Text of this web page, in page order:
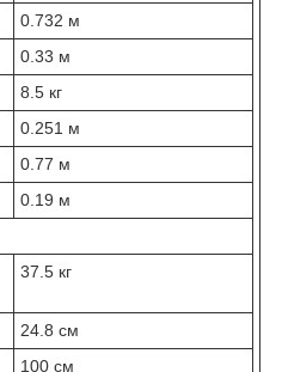
0.732 м
0.33 м
8.5 кг
0.251 м
0.77 м
0.19 м
37.5 кг
24.8 см
100 см